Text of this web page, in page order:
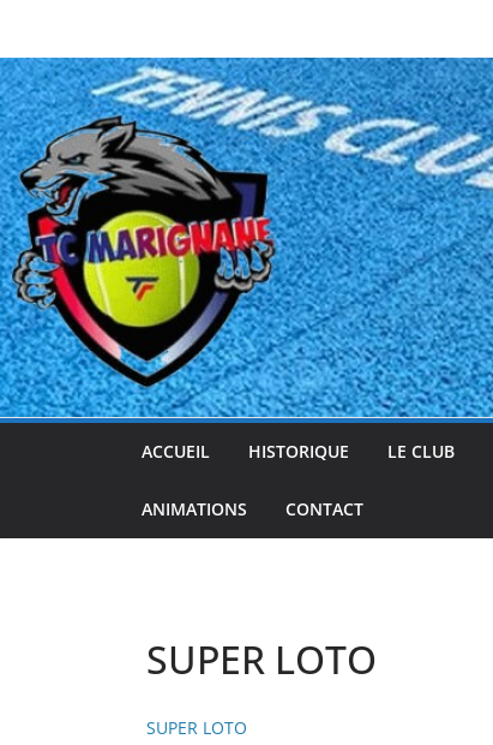
contenu
ACCUEIL HISTORIQUE LE CLUB
ANIMATIONS CONTACT
SUPER LOTO
SUPER LOTO